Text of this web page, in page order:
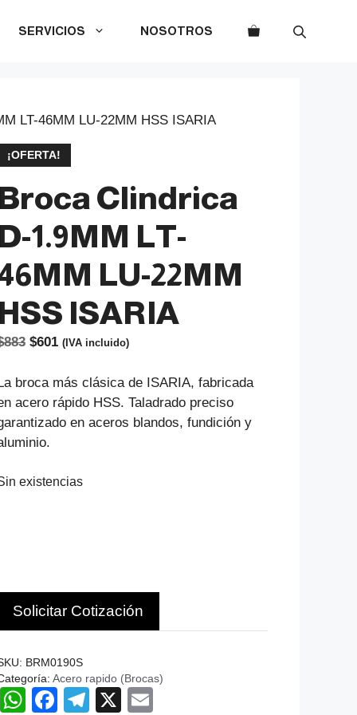
SERVICIOS NOSOTROS
LT-46MM LU-22MM HSS ISARIA
¡OFERTA!
Broca Clindrica
D-1.9MM LT-
LU-22MM
HSS ISARIA
883 El
original
era:
$883.
$601El
actual
es:
$601.
(IVA incluido)
broca más clásica de ISARIA, fabricada
acero rápido HSS. Taladrado preciso
en aceros blandos, fundición y
existencias
Solicitar Cotización
BRM0190S
Acero rapido (Brocas)
W
F
T
X